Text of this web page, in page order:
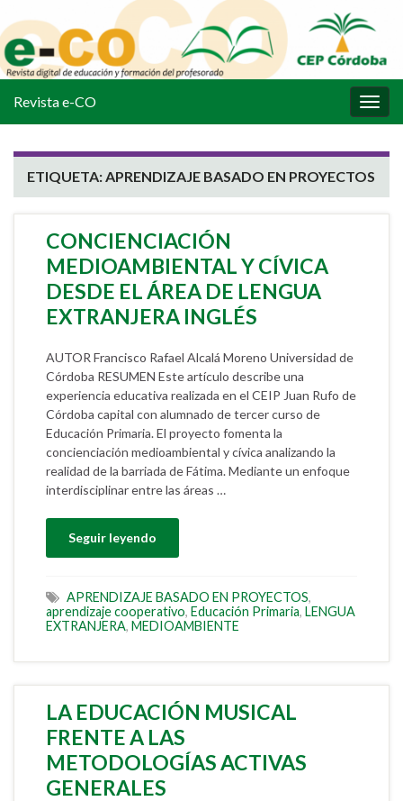
la
Revista e-CO
ETIQUETA: APRENDIZAJE BASADO EN PROYECTOS
CONCIENCIACIÓN
MEDIOAMBIENTAL Y CÍVICA
DESDE EL ÁREA DE LENGUA
EXTRANJERA INGLÉS
AUTOR Francisco Rafael Alcalá Moreno Universidad de
Córdoba RESUMEN Este artículo describe una
experiencia educativa realizada en el CEIP Juan Rufo de
Córdoba capital con alumnado de tercer curso de
Educación Primaria. El proyecto fomenta la
concienciación medioambiental y cívica analizando la
realidad de la barriada de Fátima. Mediante un enfoque
interdisciplinar entre las áreas …
Seguir leyendo
APRENDIZAJE BASADO EN PROYECTOS,
aprendizaje cooperativo, Educación Primaria, LENGUA
EXTRANJERA, MEDIOAMBIENTE
LA EDUCACIÓN MUSICAL
FRENTE A LAS
METODOLOGÍAS ACTIVAS
GENERALES